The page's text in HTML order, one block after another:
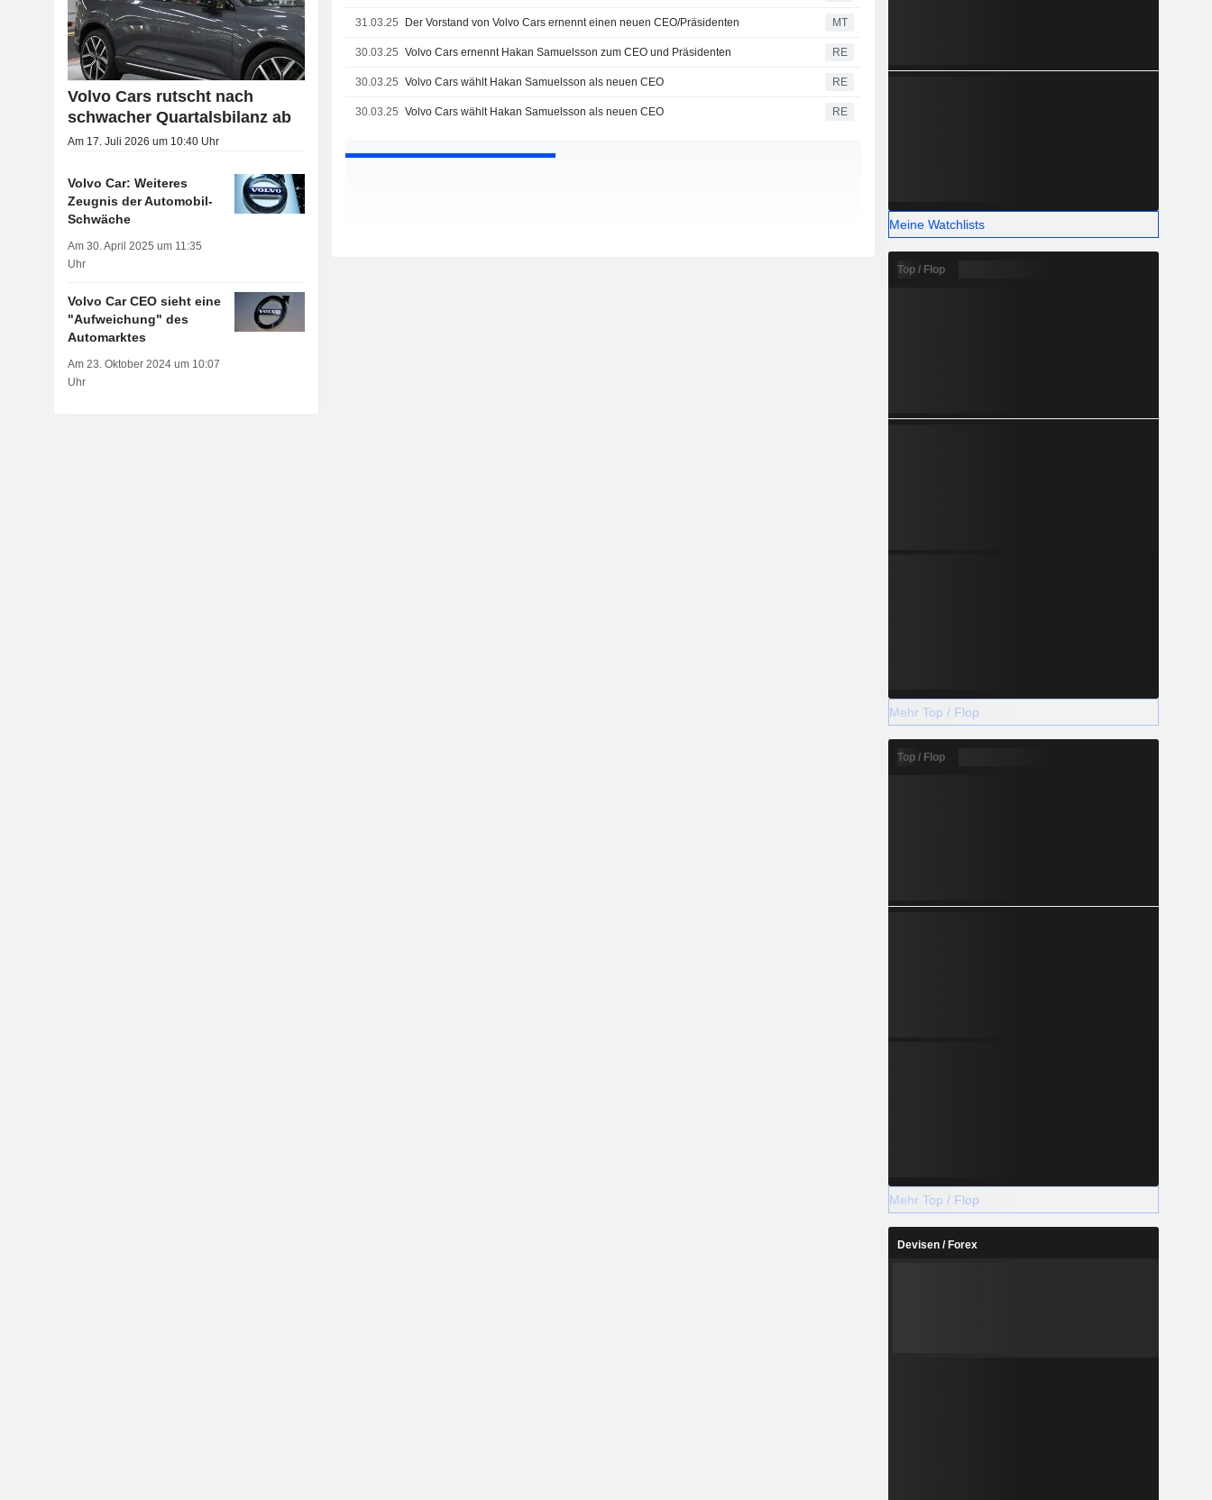
31.03.25 Der Vorstand von Volvo Cars ernennt einen neuen CEO/Präsidenten MT
30.03.25 Volvo Cars ernennt Hakan Samuelsson zum CEO und Präsidenten RE
30.03.25 Volvo Cars wählt Hakan Samuelsson als neuen CEO RE
30.03.25 Volvo Cars wählt Hakan Samuelsson als neuen CEO RE
Volvo Cars rutscht nach
schwacher Quartalsbilanz ab
Am 17. Juli 2026 um 10:40 Uhr
Volvo Car: Weiteres
Zeugnis der Automobil-
Schwäche
Am 30. April 2025 um 11:35
Uhr
Volvo Car CEO sieht eine
"Aufweichung" des
Automarktes
Am 23. Oktober 2024 um 10:07
Uhr
Meine Watchlists
Top / Flop
Mehr Top / Flop
Top / Flop
Mehr Top / Flop
Devisen / Forex